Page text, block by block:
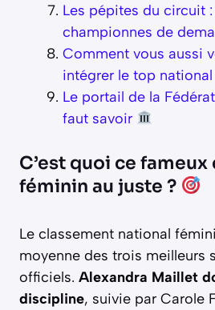
Les pépites du circuit
championnes de
Comment vous aussi
intégrer le top national
Le portail de la
faut savoir
C’est quoi ce
féminin au juste ?
Le classement national
moyenne des trois meilleurs
officiels. Alexandra Maillet
discipline, suivie par Carole